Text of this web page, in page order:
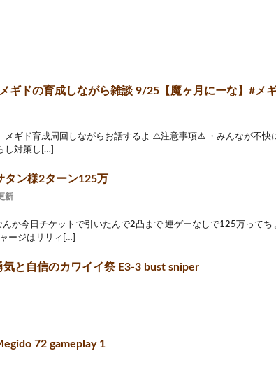
ギドの育成しながら雑談 9/25【魔ヶ月にーな】#メ
メギド育成周回しながらお話するよ ⚠️注意事項⚠️ ・みんなが不快
し対策し[…]
タン様2ターン125万
新
か今日チケットで引いたんで2凸まで 運ゲーなしで125万って
ージはリリィ[…]
と自信のカワイイ祭 E3-3 bust sniper
72 gameplay 1